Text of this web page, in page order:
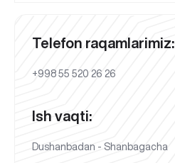
Telefon raqamlarimiz:
+998 55 520 26 26
Ish vaqti:
Dushanbadan - Shanbagacha